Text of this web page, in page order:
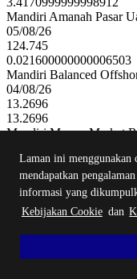
Laman ini menggunakan
mendapatkan
informasi yang
Kebijakan Cookie dan
Mandiri Amanah Pasar
05/08/26
124.745
0.021600000000006503
Mandiri Balanced
04/08/26
13.2696
13.2696
Mandiri Money Market
217.4554
0.033299999999997
Mandiri Golden Equity
04/08/26
0.0
0.0
Mandiri Prime Equity
05/08/26